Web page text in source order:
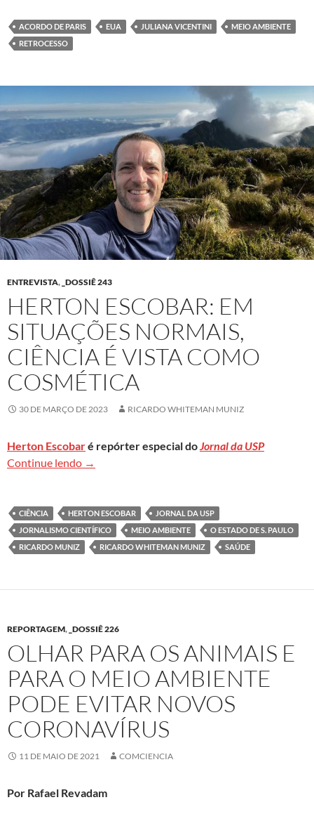
ACORDO DE PARIS EUA JULIANA VICENTINI
MEIO AMBIENTE
RETROCESSO
ENTREVISTA, _DOSSIÊ 243
HERTON ESCOBAR: EM
SITUAÇÕES NORMAIS,
CIÊNCIA É VISTA COMO
COSMÉTICA
30 DE MARÇO DE 2023 RICARDO WHITEMAN MUNIZ
Herton Escobaré repórter especial doJornal da USP
Continue lendo Herton Escobar: Em situações normais, ciência
→
CIÊNCIA HERTON ESCOBAR
JORNAL DA USP
JORNALISMO CIENTÍFICO
MEIO AMBIENTE
O ESTADO DE S. PAULO
RICARDO MUNIZ
RICARDO WHITEMAN MUNIZ SAÚDE
REPORTAGEM, _DOSSIÊ 226
OLHAR PARA OS ANIMAIS E
PARA O MEIO AMBIENTE
PODE EVITAR NOVOS
CORONAVÍRUS
11 DE MAIO DE 2021 COMCIENCIA
Por Rafael Revadam